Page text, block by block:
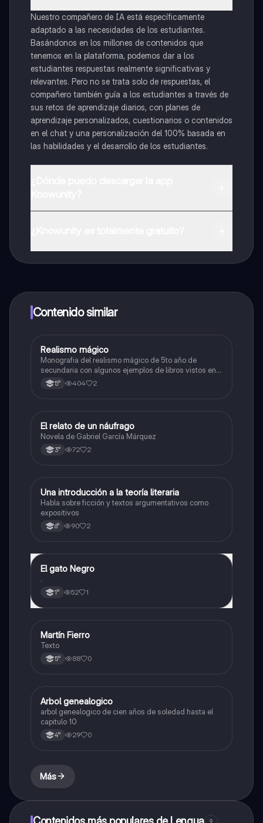
Nuestro compañero de IA está específicamente
adaptado a las necesidades de los estudiantes.
Basándonos en los millones de contenidos que
tenemos en la plataforma, podemos dar a los
estudiantes respuestas realmente significativas y
relevantes. Pero no se trata solo de respuestas, el
compañero también guía a los estudiantes a través de
sus retos de aprendizaje diarios, con planes de
aprendizaje personalizados, cuestionarios o contenidos
en el chat y una personalización del 100% basada en
las habilidades y el desarrollo de los estudiantes.
a determinadas funciones.
Contenido similar
Lengua
Realismo mágico
Monografia del realismo mágico de 5to año de
secundaria con algunos ejemplos de libros vistos en
el periodo de clases durante el ciclo lectivo, espero
que les sirva esta información la saque de Google,
5° 404 2
Lengua
El relato de un náufrago
Novela de Gabriel García Márquez
3° 72 2
Lengua
Una introducción a la teoría literaria
Habla sobre ficción y textos argumentativos como
expositivos
6° 90 2
Lengua
El gato Negro
.
1° 52 1
Lengua
Martín Fierro
Texto
5° 88 0
Lengua
Arbol genealogico
arbol genealogico de cien años de soledad hasta el
capitulo 10
4° 29 0
Más
9